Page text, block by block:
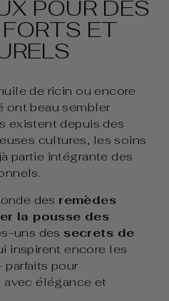
POUR DES
ET
de ricin ou encore
ont beau sembler
existent depuis des
cultures, les soins
partie intégrante des
des remèdes
la pousse des
uns des secrets de
inspirent encore les
parfaits pour
élégance et